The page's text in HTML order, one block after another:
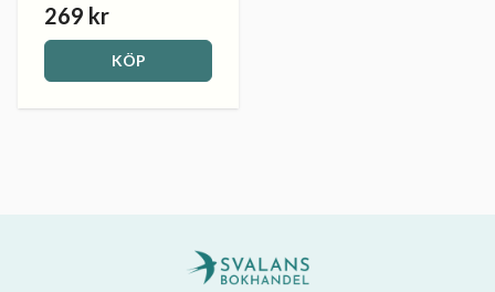
269 kr
KÖP